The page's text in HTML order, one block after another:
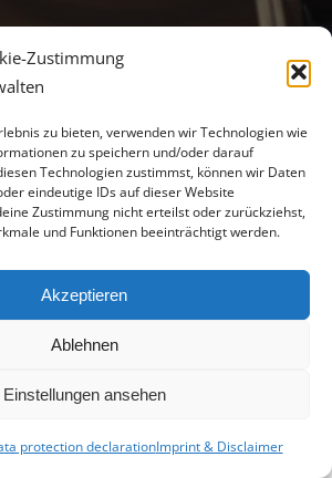
Zustimmung
zu bieten, verwenden wir Technologien wie
zu speichern und/oder darauf
Technologien zustimmst, können wir Daten
eindeutige IDs auf dieser Website
Zustimmung nicht erteilst oder zurückziehst,
und Funktionen beeinträchtigt werden.
Akzeptieren
Ablehnen
Einstellungen ansehen
protection declarationImprint & Disclaimer
executive.ch | All rights reserved |
bywaibelMEDIA IT e.U.
Impressum
Datenschutzerklärung
Facebook